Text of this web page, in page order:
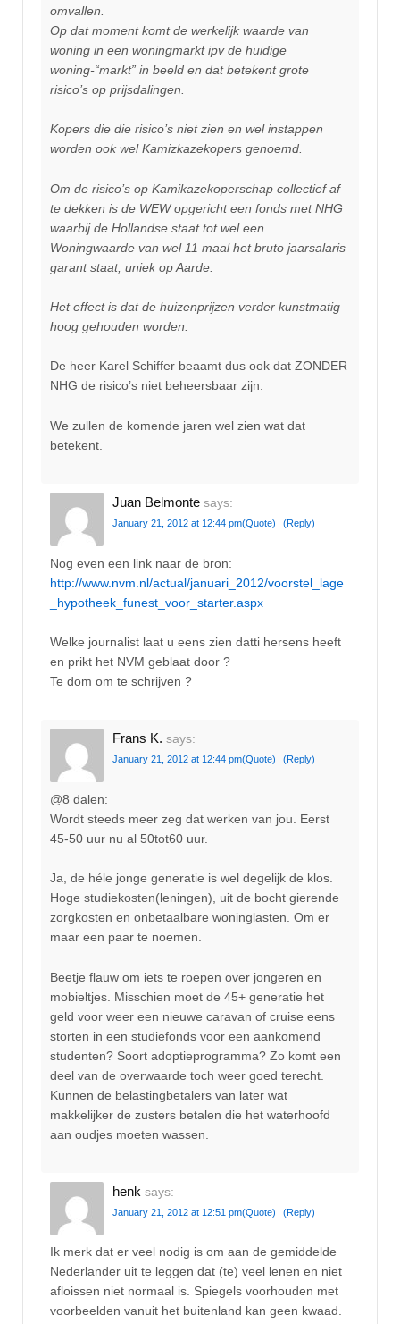
omvallen.
Op dat moment komt de werkelijk waarde van
woning in een woningmarkt ipv de huidige
woning-“markt” in beeld en dat betekent grote
risico’s op prijsdalingen.
Kopers die die risico’s niet zien en wel instappen
worden ook wel Kamizkazekopers genoemd.
Om de risico’s op Kamikazekoperschap collectief af
te dekken is de WEW opgericht een fonds met NHG
waarbij de Hollandse staat tot wel een
Woningwaarde van wel 11 maal het bruto jaarsalaris
garant staat, uniek op Aarde.
Het effect is dat de huizenprijzen verder kunstmatig
hoog gehouden worden.
De heer Karel Schiffer beaamt dus ook dat ZONDER
NHG de risico’s niet beheersbaar zijn.
We zullen de komende jaren wel zien wat dat
betekent.
Juan Belmonte says:
January 21, 2012 at 12:44 pm(Quote) (Reply)
Nog even een link naar de bron:
http://www.nvm.nl/actual/januari_2012/voorstel_lage
_hypotheek_funest_voor_starter.aspx
Welke journalist laat u eens zien datti hersens heeft
en prikt het NVM geblaat door ?
Te dom om te schrijven ?
Frans K. says:
January 21, 2012 at 12:44 pm(Quote) (Reply)
@8 dalen:
Wordt steeds meer zeg dat werken van jou. Eerst
45-50 uur nu al 50tot60 uur.
Ja, de héle jonge generatie is wel degelijk de klos.
Hoge studiekosten(leningen), uit de bocht gierende
zorgkosten en onbetaalbare woninglasten. Om er
maar een paar te noemen.
Beetje flauw om iets te roepen over jongeren en
mobieltjes. Misschien moet de 45+ generatie het
geld voor weer een nieuwe caravan of cruise eens
storten in een studiefonds voor een aankomend
studenten? Soort adoptieprogramma? Zo komt een
deel van de overwaarde toch weer goed terecht.
Kunnen de belastingbetalers van later wat
makkelijker de zusters betalen die het waterhoofd
aan oudjes moeten wassen.
henk says:
January 21, 2012 at 12:51 pm(Quote) (Reply)
Ik merk dat er veel nodig is om aan de gemiddelde
Nederlander uit te leggen dat (te) veel lenen en niet
afloissen niet normaal is. Spiegels voorhouden met
voorbeelden vanuit het buitenland kan geen kwaad.